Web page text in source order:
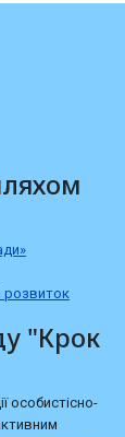
розвиток
"Крок
особистісно-